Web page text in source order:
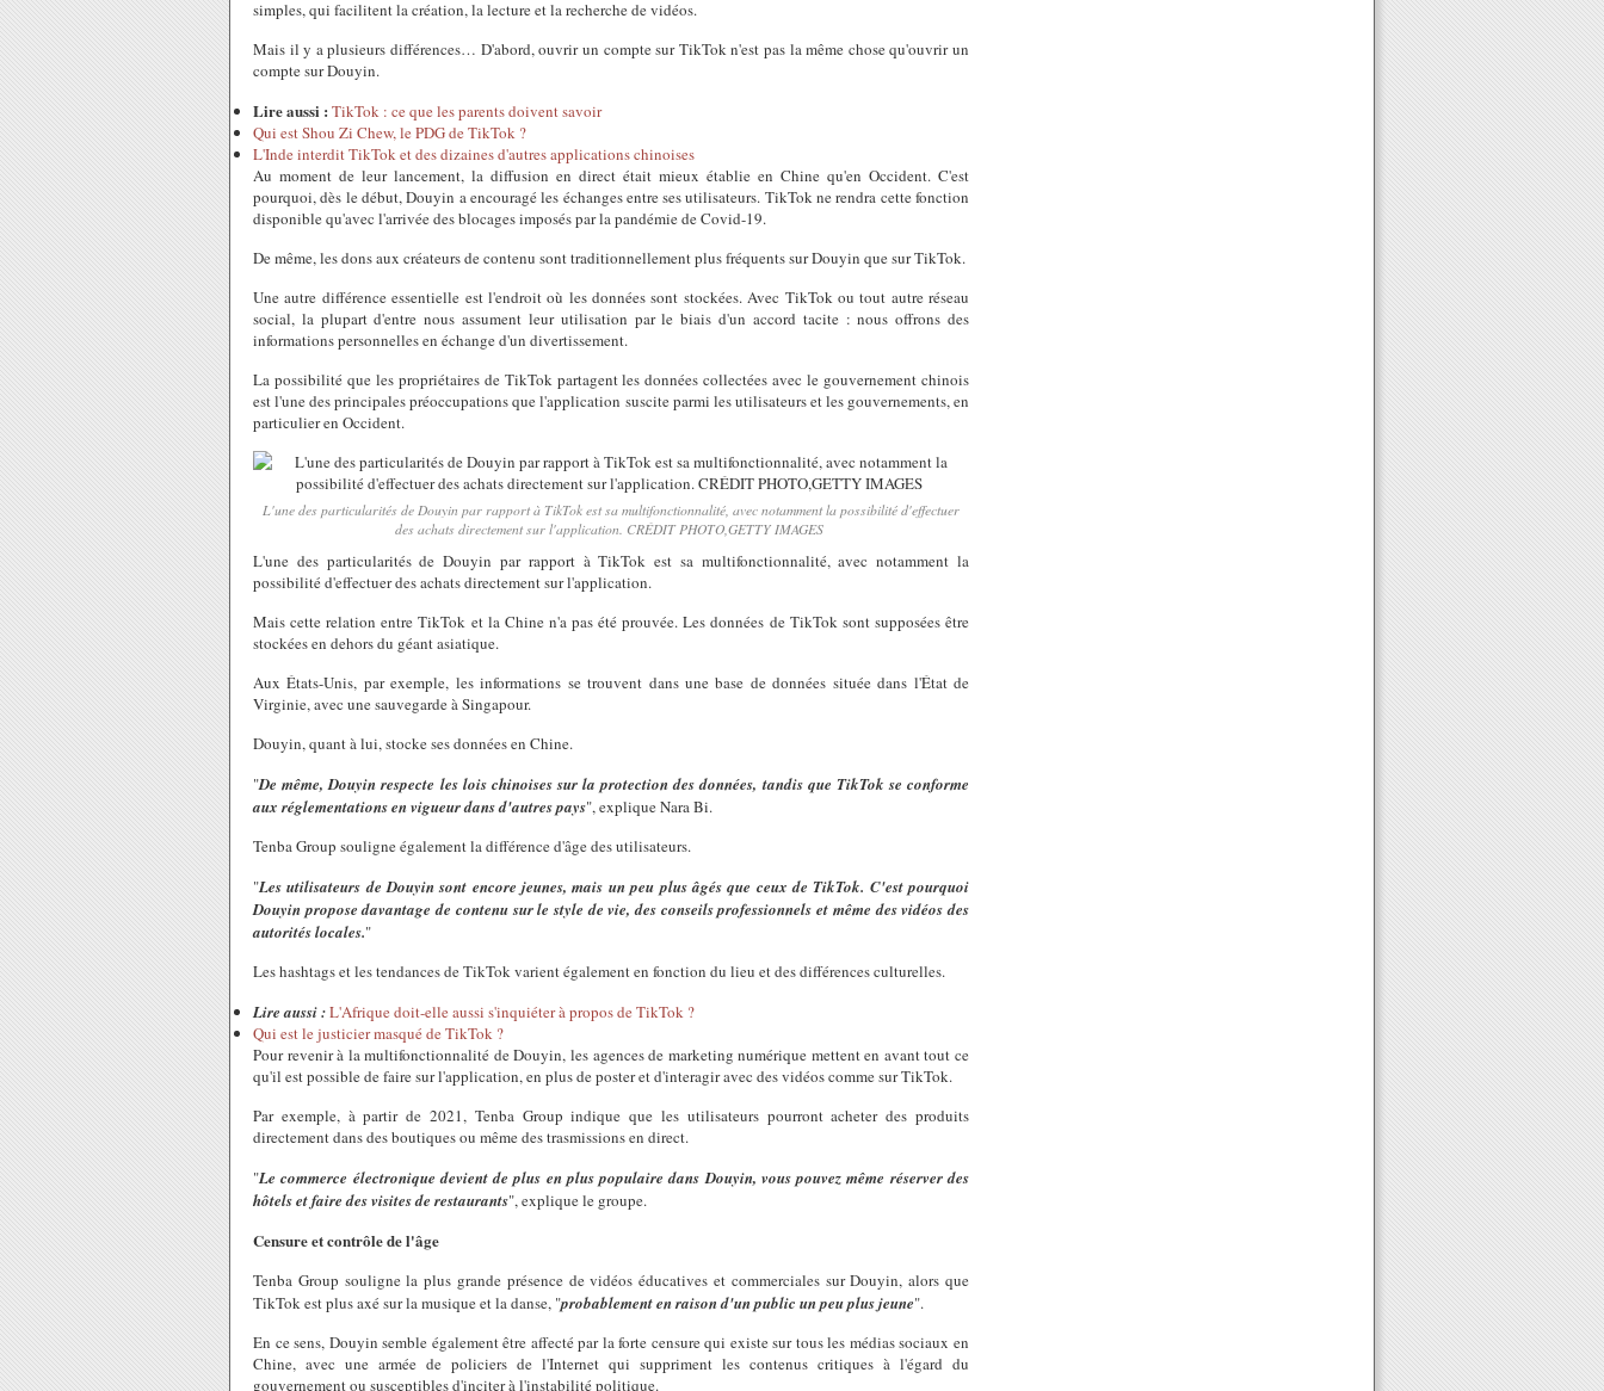
simples, qui facilitent la création, la lecture et la recherche de vidéos.
Mais il y a plusieurs différences… D'abord, ouvrir un compte sur TikTok n'est pas la même chose qu'ouvrir un
compte sur Douyin.
Lire aussi : TikTok : ce que les parents doivent savoir
Qui est Shou Zi Chew, le PDG de TikTok ?
L'Inde interdit TikTok et des dizaines d'autres applications chinoises
Au moment de leur lancement, la diffusion en direct était mieux établie en Chine qu'en Occident. C'est
pourquoi, dès le début, Douyin a encouragé les échanges entre ses utilisateurs. TikTok ne rendra cette fonction
disponible qu'avec l'arrivée des blocages imposés par la pandémie de Covid-19.
De même, les dons aux créateurs de contenu sont traditionnellement plus fréquents sur Douyin que sur TikTok.
Une autre différence essentielle est l'endroit où les données sont stockées. Avec TikTok ou tout autre réseau
social, la plupart d'entre nous assument leur utilisation par le biais d'un accord tacite : nous offrons des
informations personnelles en échange d'un divertissement.
La possibilité que les propriétaires de TikTok partagent les données collectées avec le gouvernement chinois
est l'une des principales préoccupations que l'application suscite parmi les utilisateurs et les gouvernements, en
particulier en Occident.
L'une des particularités de Douyin par rapport à TikTok est sa multifonctionnalité, avec notamment la possibilité d'effectuer
des achats directement sur l'application. CRÉDIT PHOTO,GETTY IMAGES
L'une des particularités de Douyin par rapport à TikTok est sa multifonctionnalité, avec notamment la
possibilité d'effectuer des achats directement sur l'application.
Mais cette relation entre TikTok et la Chine n'a pas été prouvée. Les données de TikTok sont supposées être
stockées en dehors du géant asiatique.
Aux États-Unis, par exemple, les informations se trouvent dans une base de données située dans l'État de
Virginie, avec une sauvegarde à Singapour.
Douyin, quant à lui, stocke ses données en Chine.
"De même, Douyin respecte les lois chinoises sur la protection des données, tandis que TikTok se conforme
aux réglementations en vigueur dans d'autres pays", explique Nara Bi.
Tenba Group souligne également la différence d'âge des utilisateurs.
"Les utilisateurs de Douyin sont encore jeunes, mais un peu plus âgés que ceux de TikTok. C'est pourquoi
Douyin propose davantage de contenu sur le style de vie, des conseils professionnels et même des vidéos des
autorités locales."
Les hashtags et les tendances de TikTok varient également en fonction du lieu et des différences culturelles.
Lire aussi :L'Afrique doit-elle aussi s'inquiéter à propos de TikTok ?
Qui est le justicier masqué de TikTok ?
Pour revenir à la multifonctionnalité de Douyin, les agences de marketing numérique mettent en avant tout ce
qu'il est possible de faire sur l'application, en plus de poster et d'interagir avec des vidéos comme sur TikTok.
Par exemple, à partir de 2021, Tenba Group indique que les utilisateurs pourront acheter des produits
directement dans des boutiques ou même des trasmissions en direct.
"Le commerce électronique devient de plus en plus populaire dans Douyin, vous pouvez même réserver des
hôtels et faire des visites de restaurants", explique le groupe.
Censure et contrôle de l'âge
Tenba Group souligne la plus grande présence de vidéos éducatives et commerciales sur Douyin, alors que
TikTok est plus axé sur la musique et la danse, "probablement en raison d'un public un peu plus jeune".
En ce sens, Douyin semble également être affecté par la forte censure qui existe sur tous les médias sociaux en
Chine, avec une armée de policiers de l'Internet qui suppriment les contenus critiques à l'égard du
gouvernement ou susceptibles d'inciter à l'instabilité politique.